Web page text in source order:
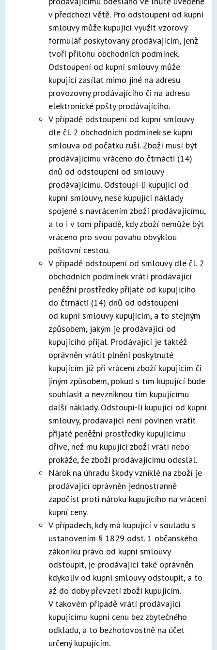
v předchozí větě. Pro odstoupení od kupní
smlouvy může kupující využit vzorový
formulář poskytovaný prodávajícím, jenž
tvoří přílohu obchodních podmínek.
Odstoupení od kupní smlouvy může
kupující zasílat mimo jiné na adresu
provozovny prodávajícího či na adresu
elektronické pošty prodávajícího.
V případě odstoupení od kupní smlouvy
dle čl. 2 obchodních podmínek se kupní
smlouva od počátku ruší. Zboží musí být
prodávajícímu vráceno do čtrnácti (14)
dnů od odstoupení od smlouvy
prodávajícímu. Odstoupí-li kupující od
kupní smlouvy, nese kupující náklady
spojené s navrácením zboží prodávajícímu,
a to i v tom případě, kdy zboží nemůže být
vráceno pro svou povahu obvyklou
poštovní cestou.
V případě odstoupení od smlouvy dle čl. 2
obchodních podmínek vrátí prodávající
peněžní prostředky přijaté od kupujícího
do čtrnácti (14) dnů od odstoupení
od kupní smlouvy kupujícím, a to stejným
způsobem, jakým je prodávající od
kupujícího přijal. Prodávající je taktéž
oprávněn vrátit plnění poskytnuté
kupujícím již při vrácení zboží kupujícím či
jiným způsobem, pokud s tím kupující bude
souhlasit a nevzniknou tím kupujícímu
další náklady. Odstoupí-li kupující od kupní
smlouvy, prodávající není povinen vrátit
přijaté peněžní prostředky kupujícímu
dříve, než mu kupující zboží vrátí nebo
prokáže, že zboží prodávajícímu odeslal.
Nárok na úhradu škody vzniklé na zboží je
prodávající oprávněn jednostranně
započíst proti nároku kupujícího na vrácení
kupní ceny.
V případech, kdy má kupující v souladu s
ustanovením § 1829 odst. 1 občanského
zákoníku právo od kupní smlouvy
odstoupit, je prodávající také oprávněn
kdykoliv od kupní smlouvy odstoupit, a to
až do doby převzetí zboží kupujícím.
V takovém případě vrátí prodávající
kupujícímu kupní cenu bez zbytečného
odkladu, a to bezhotovostně na účet
určený kupujícím.